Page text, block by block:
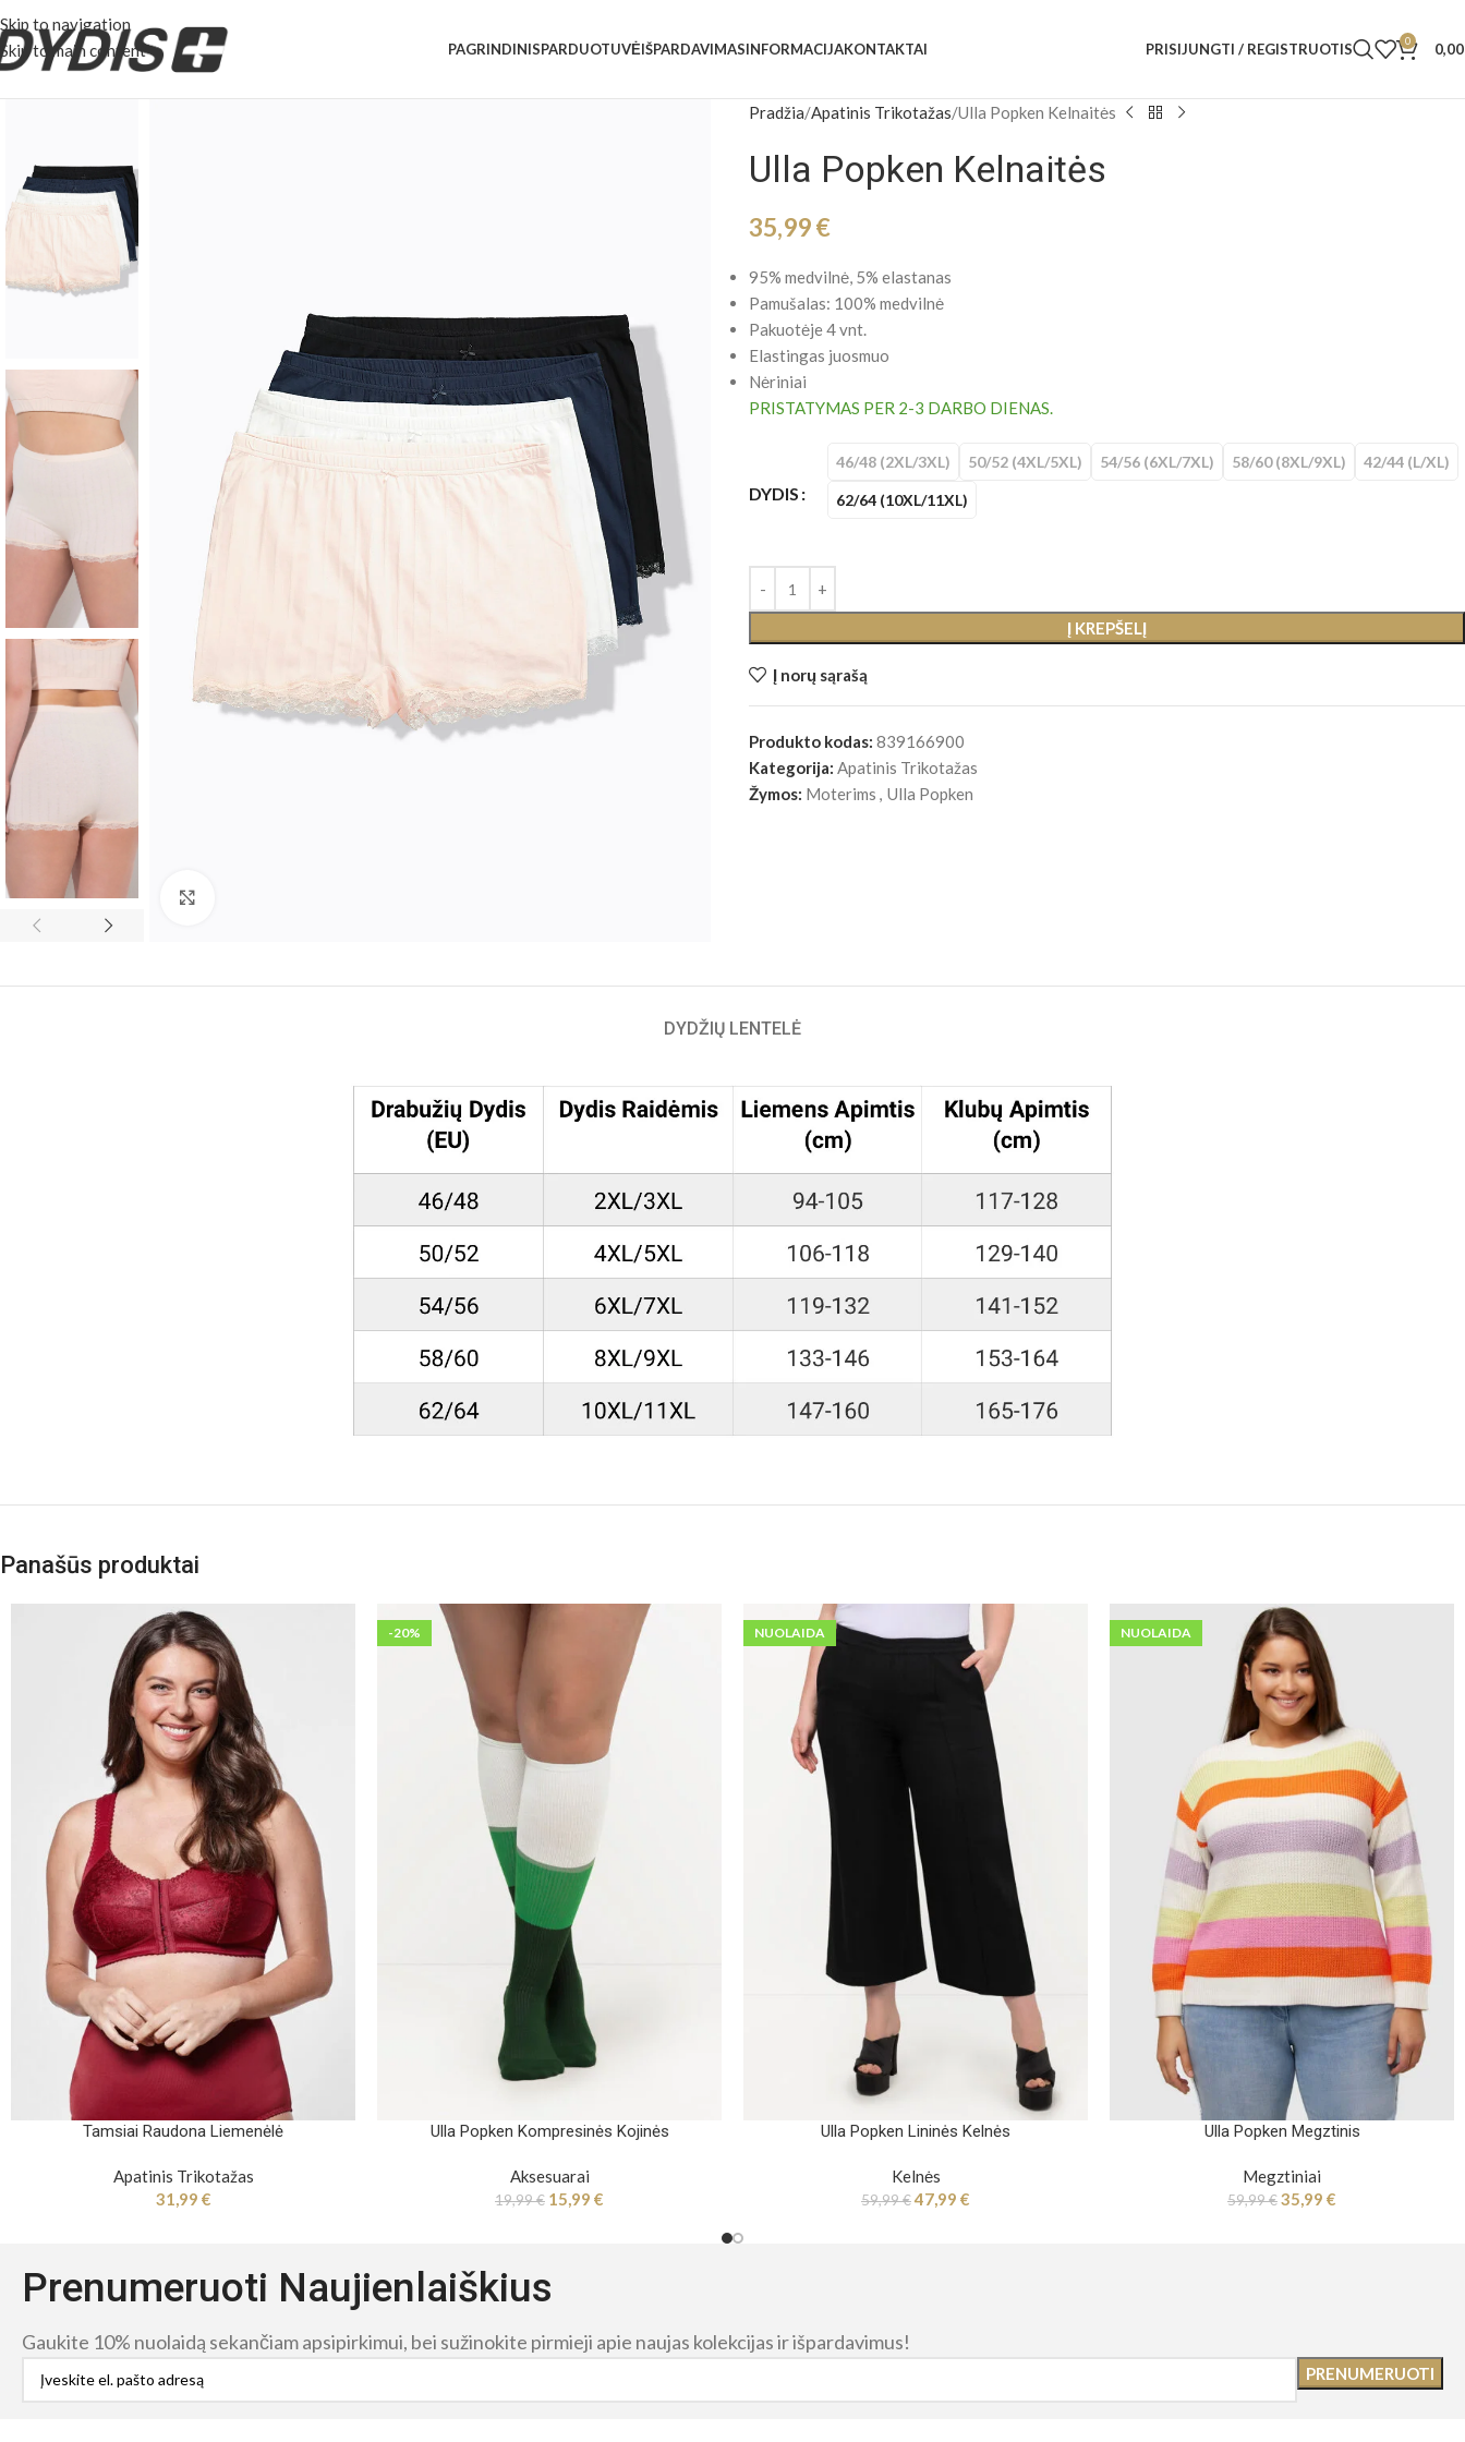
Skip to navigation
Skip to main content
PAGRINDINISPARDUOTUVĖIŠPARDAVIMASINFORMACIJAKONTAKTAI PRISIJUNGTI / REGISTRUOTIS 0
Pradžia Apatinis Trikotažas Ulla Popken Kelnaitės
Ulla Popken Kelnaitės
35,99€
95% medvilnė, 5% elastanas
Pamušalas: 100% medvilnė
Pakuotėje 4 vnt.
Elastingas juosmuo
Nėriniai
PRISTATYMAS PER 2-3 DARBO DIENAS.
DYDIS
46/48 (2XL/3XL) 50/52 (4XL/5XL) 54/56 (6XL/7XL) 58/60 (8XL/9XL) 42/44 (L/XL)
62/64 (10XL/11XL)
Į KREPŠELĮ
Į norų sąrašą
Produkto kodas: 839166900
Kategorija: Apatinis Trikotažas
Žymos: Moterims , Ulla Popken
DYDŽIŲ LENTELĖ
Panašūs produktai
Tamsiai Raudona Liemenėlė
Apatinis Trikotažas
31,99 €
-20%
Ulla Popken Kompresinės Kojinės
Aksesuarai
19,99€ 15,99 €
NUOLAIDA
Ulla Popken Lininės Kelnės
Kelnės
59,99€47,99 €
NUOLAIDA
Ulla Popken Megztinis
Megztiniai
59,99€35,99 €
Prenumeruoti Naujienlaiškius
Gaukite 10% nuolaidą sekančiam apsipirkimui, bei sužinokite pirmieji apie naujas kolekcijas ir išpardavimus!